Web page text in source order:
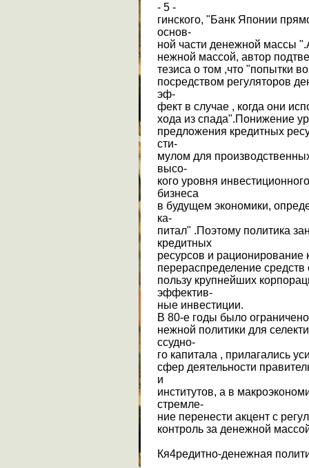
- 5 -
гинского, "Банк Японии
основ-
ной части денежной массы
нежной массой, автор
тезиса о том ,что "попытки
посредством регуляторов
эф-
фект в случае , когда они
хода из спада".Понижение
предложения кредитных
сти-
мулом для
высо-
кого уровня
бизнеса
в будущем экономики,
ка-
питал" .Поэтому политика
кредитных
ресурсов и рационирование
перераспределение средств
пользу крупнейших
эффектив-
ные инвестиции.
В 80-е годы было
нежной политики для
ссудно-
го капитала , прилагались
сфер деятельности
и
институтов, а в
стремле-
ние перенести акцент с
контроль за денежной
Кя4редитно-денежная